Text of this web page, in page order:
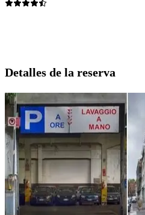
Detalles de la reserva